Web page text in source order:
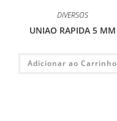
DIVERSOS
UNIAO RAPIDA 5 MM
Adicionar ao Carrinho